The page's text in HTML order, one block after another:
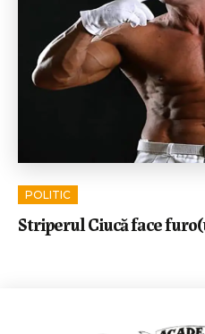
POLITIC
Striperul Ciucă face